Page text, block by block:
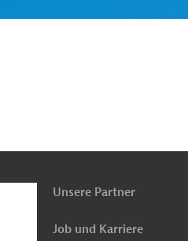
oben
Unsere Partner
Job und Karriere